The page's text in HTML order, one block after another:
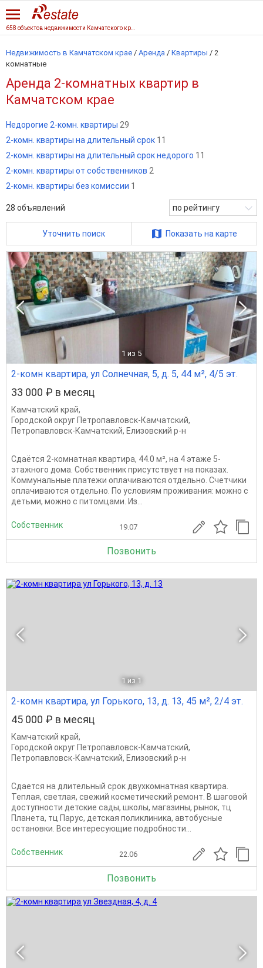
Недвижимость в Камчатском крае / Аренда / Квартиры / 2
комнатные
Аренда 2-комнатных квартир в
Камчатском крае
Недорогие 2-комн. квартиры 29
2-комн. квартиры на длительный срок 11
2-комн. квартиры на длительный срок недорого 11
2-комн. квартиры от собственников 2
2-комн. квартиры без комиссии 1
28 объявлений по рейтингу
Уточнить поиск Показать на карте
1 из 5
2-комн квартира, ул Солнечная, 5, д. 5, 44 м², 4/5 эт.
33 000 ₽ в месяц
Камчатский край,
Городской округ Петропавловск-Камчатский,
Петропавловск-Камчатский, Елизовский р-н
Сдаётся 2-комнатная квартира, 44.0 м², на 4 этаже 5-
этажного дома. Собственник присутствует на показах.
Коммунальные платежи оплачиваются отдельно. Счетчики
оплачиваются отдельно. По условиям проживания: можно с
детьми, можно с питомцами. Из...
Собственник 19.07
Позвонить
1 из 1
2-комн квартира, ул Горького, 13, д. 13, 45 м², 2/4 эт.
45 000 ₽ в месяц
Камчатский край,
Городской округ Петропавловск-Камчатский,
Петропавловск-Камчатский, Елизовский р-н
Сдается на длительный срок двухкомнатная квартира.
Теплая, светлая, свежий косметический ремонт. В шаговой
доступности детские сады, школы, магазины, рынок, тц
Планета, тц Парус, детская поликлиника, автобусные
остановки. Все интересующие подробности...
Собственник 22.06
Позвонить